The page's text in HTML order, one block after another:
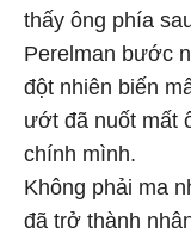
thấy ông phía
Perelman bước
đột nhiên biến
ướt đã nuốt mất
chính mình.
Không phải ma
đã trở thành